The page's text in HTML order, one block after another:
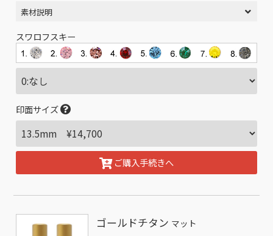
素材説明
スワロフスキー
印面サイズ
ご購入手続きへ
ゴールドチタン マット